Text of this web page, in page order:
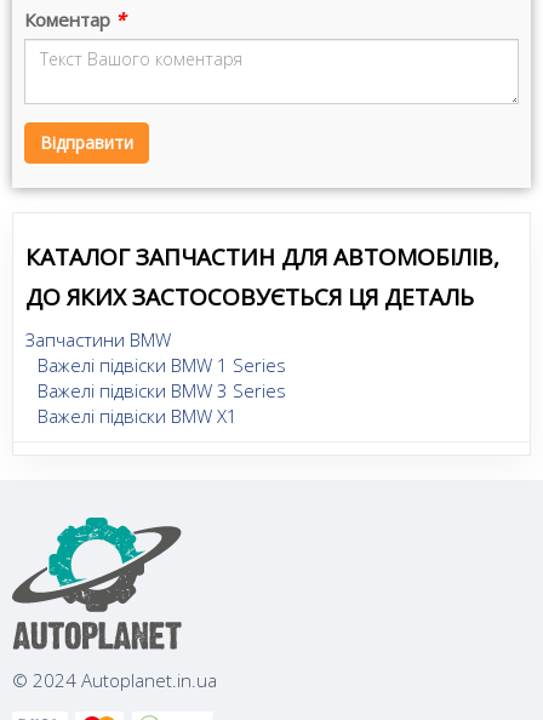
Коментар *
Відправити
КАТАЛОГ ЗАПЧАСТИН ДЛЯ АВТОМОБІЛІВ,
ДО ЯКИХ ЗАСТОСОВУЄТЬСЯ ЦЯ ДЕТАЛЬ
Запчастини BMW
Важелі підвіски BMW 1 Series
Важелі підвіски BMW 3 Series
Важелі підвіски BMW X1
© 2024 Autoplanet.in.ua